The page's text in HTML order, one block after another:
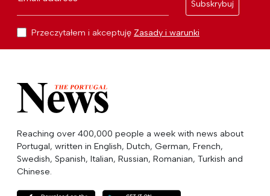
Subskrybuj
Przeczytałem i akceptuję Zasady i warunki
Reaching over 400,000 people a week with news about
Portugal, written in English, Dutch, German, French,
Swedish, Spanish, Italian, Russian, Romanian, Turkish and
Chinese.